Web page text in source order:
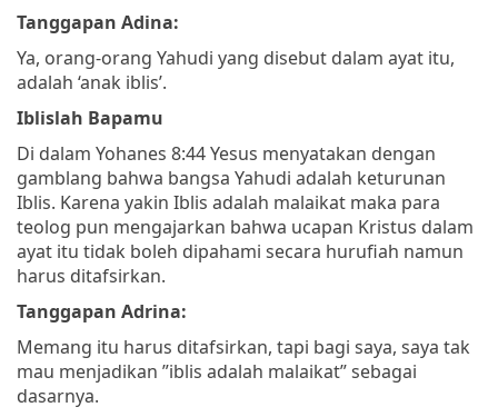
Tanggapan Adina:
Ya, orang-orang Yahudi yang disebut dalam ayat itu,
adalah ‘anak iblis’.
Iblislah Bapamu
Di dalam Yohanes 8:44 Yesus menyatakan dengan
gamblang bahwa bangsa Yahudi adalah keturunan
Iblis. Karena yakin Iblis adalah malaikat maka para
teolog pun mengajarkan bahwa ucapan Kristus dalam
ayat itu tidak boleh dipahami secara hurufiah namun
harus ditafsirkan.
Tanggapan Adrina:
Memang itu harus ditafsirkan, tapi bagi saya, saya tak
mau menjadikan ”iblis adalah malaikat” sebagai
dasarnya.